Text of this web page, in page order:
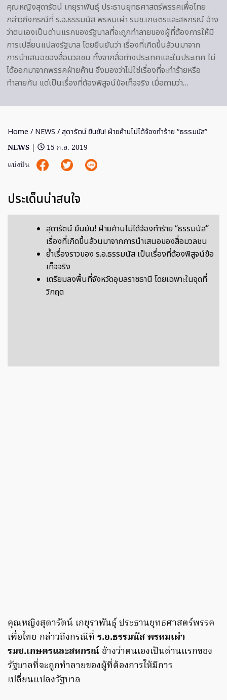
คุณหญิงสุดารัตน์ เกยุราพันธุ์ ประธานยุทธศาสตร์พรรคเพื่อไทย
กล่าวถึงกรณีที่ ร.อ.ธรรมนัส พรหมเผ่า รมช.เกษตรและสหกรณ์ อ้าง
ว่าตนเองเป็นด่านแรกของรัฐบาลที่จะถูกทำลายของผู้ที่ต้องการให้มี
การเปลี่ยนแปลงรัฐบาล โดยยืนยันว่า เรื่องที่เกิดขึ้นล้วนมาจาก
การนำเสนอของสื่อมวลชน ทั้งจากสื่อต่างประเทศและในประเทศ ไม่
ได้ออกมาจากพรรคฝ่ายค้าน จึงมองว่าไม่ใช่เรื่องที่จะทำร้ายหรือ
ทำลายกัน แต่เป็นเรื่องที่ต้องพิสูจน์ข้อเท็จจริง เมื่อถามว่า…
Home / NEWS / สุดารัตน์ ยืนยัน! ฝ่ายค้านไม่ได้จ้องทำร้าย “ธรรมนัส”
NEWS |
15 ก.ย. 2019
แบ่งปัน
ประเด็นน่าสนใจ
สุดารัตน์ ยืนยัน! ฝ่ายค้านไม่ได้จ้องทำร้าย “ธรรมนัส”
เรื่องที่เกิดขึ้นล้วนมาจากการนำเสนอของสื่อมวลชน
ย้ำเรื่องราวของ ร.อ.ธรรมนัส เป็นเรื่องที่ต้องพิสูจน์ข้อ
เท็จจริง
เตรียมลงพื้นที่จังหวัดอุบลราชธานี โดยเฉพาะในจุดที่
วิกฤต
คุณหญิงสุดารัตน์ เกยุราพันธุ์ ประธานยุทธศาสตร์พรรค
เพื่อไทย กล่าวถึงกรณีที่ ร.อ.ธรรมนัส พรหมเผ่า
รมช.เกษตรและสหกรณ์ อ้างว่าตนเองเป็นด่านแรกของ
รัฐบาลที่จะถูกทำลายของผู้ที่ต้องการให้มีการ
เปลี่ยนแปลงรัฐบาล